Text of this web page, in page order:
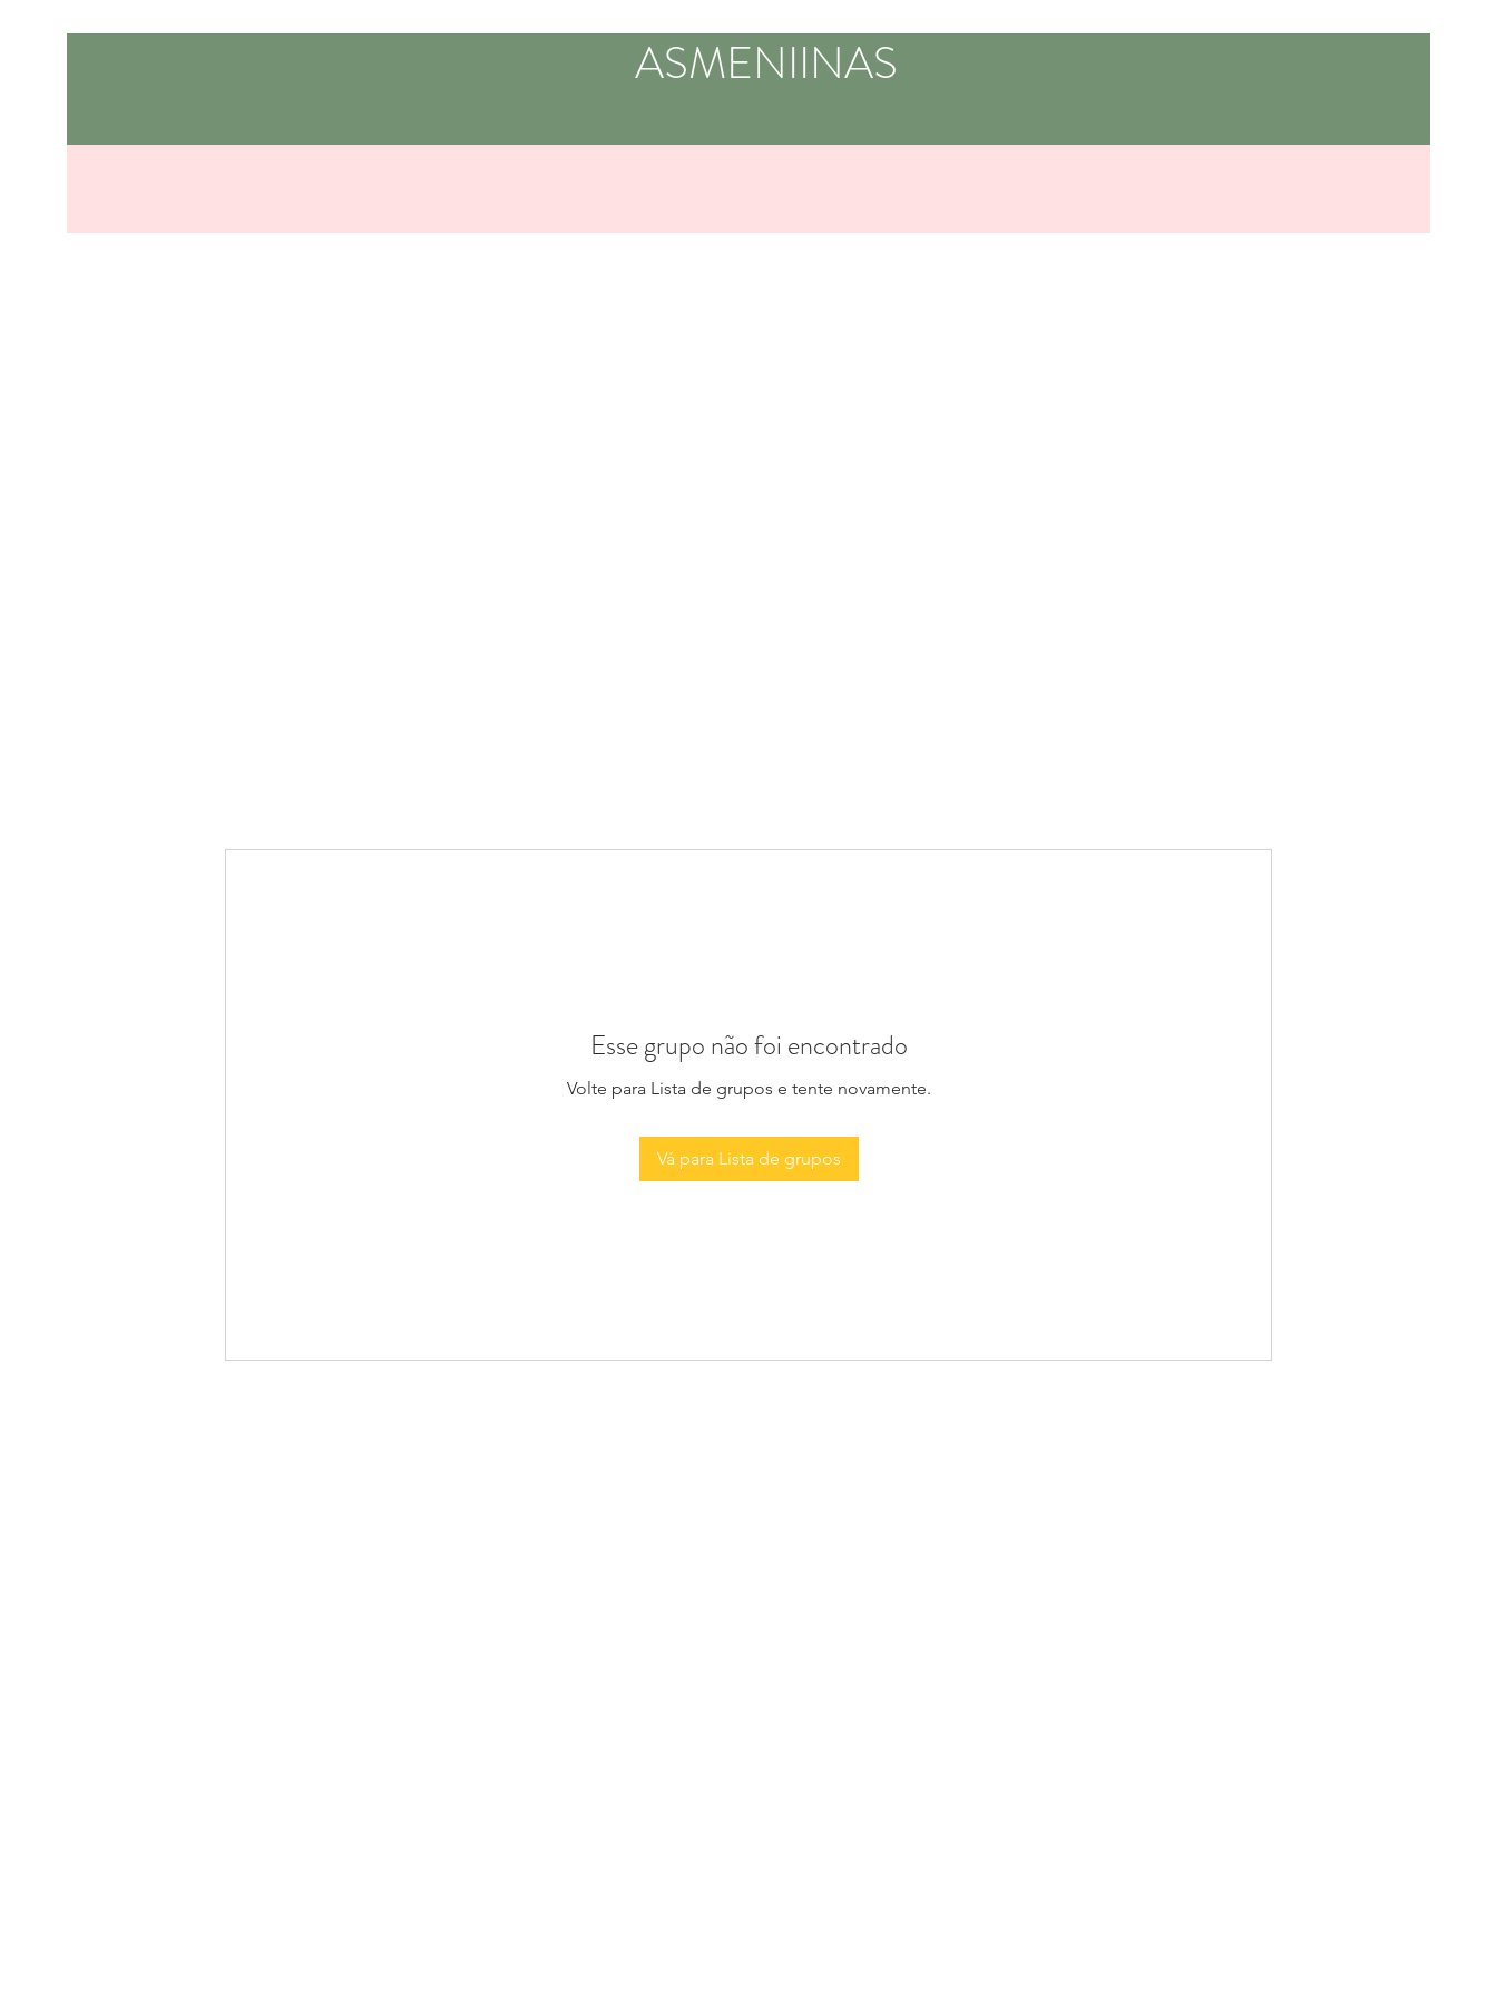
ASMENIINAS
Esse grupo não foi encontrado
Volte para Lista de grupos e tente novamente.
Vá para Lista de grupos